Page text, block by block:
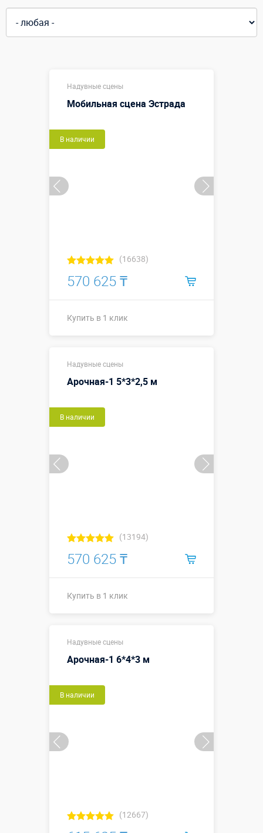
Надувные сцены
Мобильная сцена Эстрада
В наличии
(16638)
570 625 ₸
Купить в 1 клик
Надувные сцены
Арочная-1 5*3*2,5 м
В наличии
(13194)
570 625 ₸
Купить в 1 клик
Надувные сцены
Арочная-1 6*4*3 м
В наличии
(12667)